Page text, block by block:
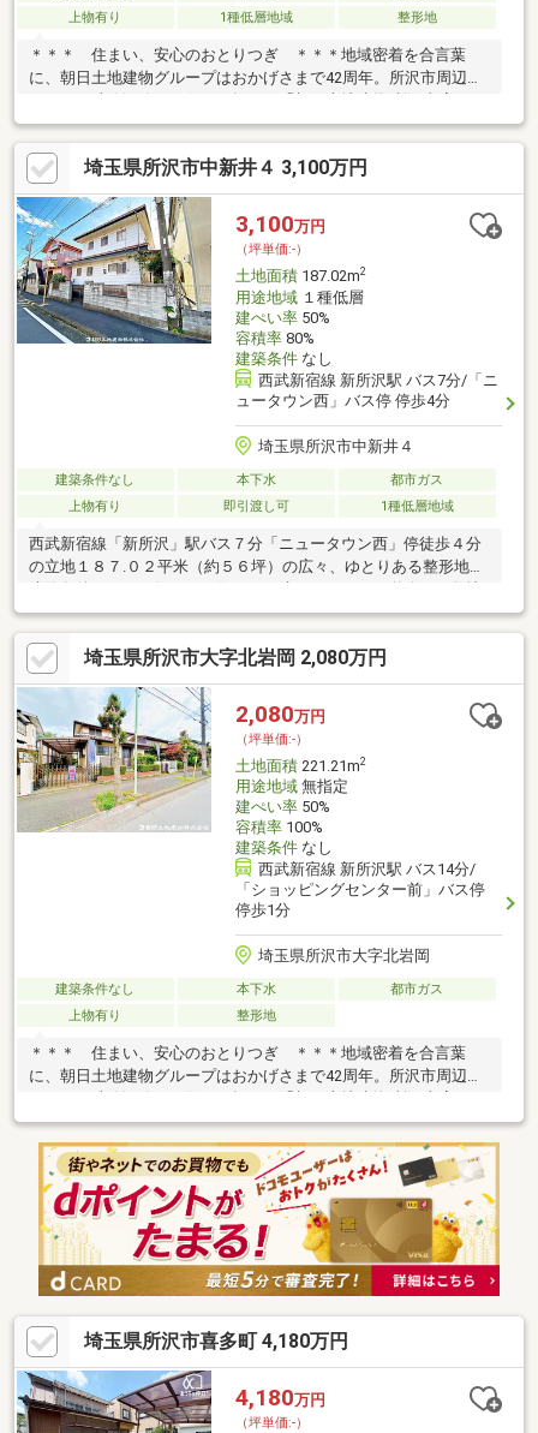
上物有り
1種低層地域 整形地
＊＊＊ 住まい、安心のおとりつぎ ＊＊＊地域密着を合言葉
に、朝日土地建物グループはおかげさまで42周年。所沢市周辺エ
リア・西武線沿線のお住まい探しは「朝日土地建物 所沢支店」に
お任せください。「ネットでは分からない雰囲気を知りたい」
「頭金が少なくても購入できる？」「住み替えは何から始めれば
いいの？」そんな疑問や不安も、経験豊富な有資格スタッフが丁
寧にサポートいたします。広告未掲載物件や最新情報も多数ご用
意。物件レポートをご提供し、当日のご見学・無料送迎も対応可
能です。お問い合わせは【所沢支店 営業2課 フリーダイヤル
0120-27-0442】まで。
埼玉県所沢市中新井４ 3,100万円
3,100万円
（坪単価:-）
土地面積187.02m2
用途地域１種低層
建ぺい率50%
容積率80%
建築条件なし
西武新宿線 新所沢駅 バス7分/「ニ
ュータウン西」バス停 停歩4分
埼玉県所沢市中新井４
建築条件なし 本下水
都市ガス
上物有り
即引渡し可 1種低層地域
西武新宿線「新所沢」駅バス７分「ニュータウン西」停徒歩４分
の立地１８７.０２平米（約５６坪）の広々、ゆとりある整形地。
建築条件なし、お好きなお住まいが建てられます。道路より敷地
が高い為、水はけは良いです。また、徒歩４分の所にはスーパー
「西友」があり、午前５時～２５時（午前１時）まで営業してお
り便利です。閑静な住宅街で子育てに良い環境です。是非、一度
ご覧ください。
埼玉県所沢市大字北岩岡 2,080万円
2,080万円
（坪単価:-）
土地面積221.21m2
用途地域無指定
建ぺい率50%
容積率100%
建築条件なし
西武新宿線 新所沢駅 バス14分/
「ショッピングセンター前」バス停
停歩1分
埼玉県所沢市大字北岩岡
建築条件なし 本下水
都市ガス
上物有り
整形地
＊＊＊ 住まい、安心のおとりつぎ ＊＊＊地域密着を合言葉
に、朝日土地建物グループはおかげさまで42周年。所沢市周辺エ
お任せください。「ネットでは分からない雰囲気を知りたい」
「頭金が少なくても購入できる？」「住み替えは何から始めれば
いいの？」そんな疑問や不安も、経験豊富な有資格スタッフが丁
寧にサポートいたします。広告未掲載物件や最新情報も多数ご用
意。物件レポートをご提供し、当日のご見学・無料送迎も対応可
能です。お問い合わせは【所沢支店 営業2課 フリーダイヤル
0120-27-0442】まで。まずはお気軽にご相談ください。
埼玉県所沢市喜多町 4,180万円
4,180万円
（坪単価:-）